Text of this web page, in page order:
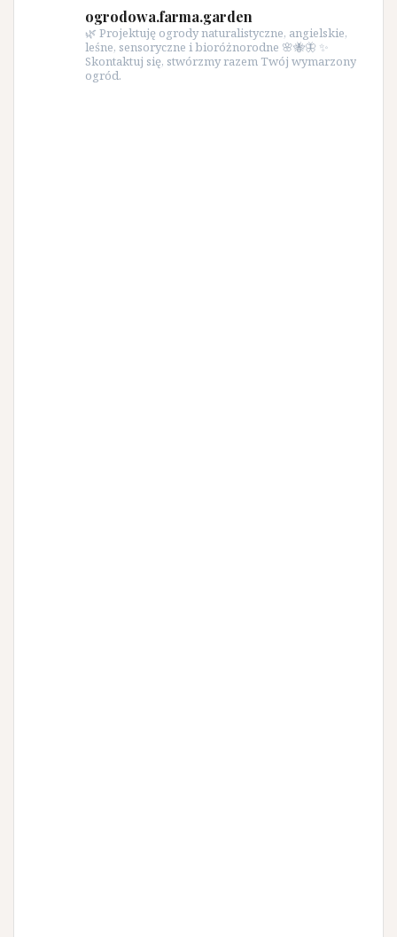
ogrodowa.farma.garden
🌿 Projektuję ogrody naturalistyczne, angielskie,
leśne, sensoryczne i bioróżnorodne 🌸🐝🦋 ✨
Skontaktuj się, stwórzmy razem Twój wymarzony
ogród.